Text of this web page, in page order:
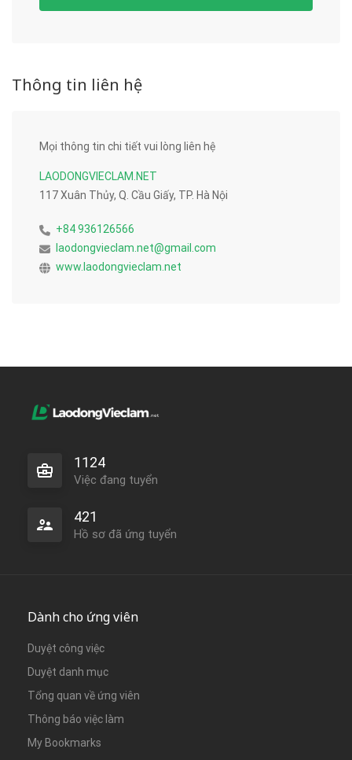
Thông tin liên hệ
Mọi thông tin chi tiết vui lòng liên hệ
LAODONGVIECLAM.NET
117 Xuân Thủy, Q. Cầu Giấy, TP. Hà Nội
+84 936126566
laodongvieclam.net@gmail.com
www.laodongvieclam.net
1124
Việc đang tuyển
421
Hồ sơ đã ứng tuyển
Dành cho ứng viên
Duyệt công việc
Duyệt danh mục
Tổng quan về ứng viên
Thông báo việc làm
My Bookmarks